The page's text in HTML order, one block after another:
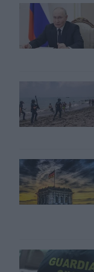
Ρωσία: Ο
Θέουτα:
Γερμανία:
Ισπανία: